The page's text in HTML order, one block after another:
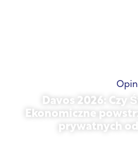
Davos 2026: Czy
Ekonomiczne
prywatnych